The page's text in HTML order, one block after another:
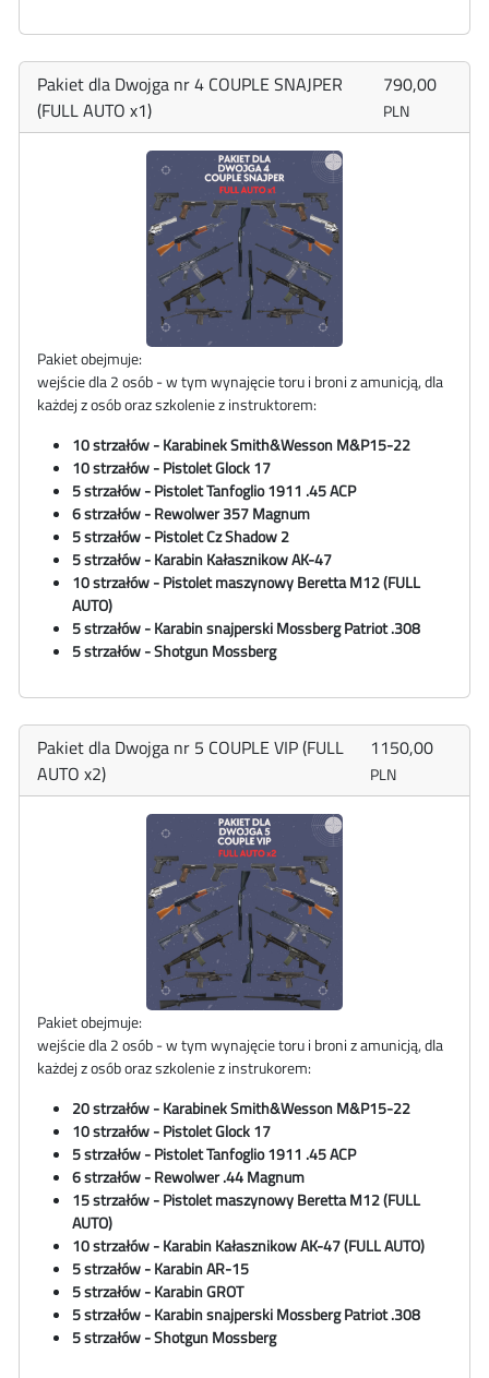
Pakiet dla Dwojga nr 4 COUPLE SNAJPER
(FULL AUTO x1)
790,00
PLN
Pakiet obejmuje:
wejście dla 2 osób - w tym wynajęcie toru i broni z amunicją, dla
każdej z osób oraz szkolenie z instruktorem:
10 strzałów - KarabinekSmith&WessonM&P15-22
10 strzałów - Pistolet Glock 17
5 strzałów - Pistolet Tanfoglio 1911 .45 ACP
6strzałów - Rewolwer 357 Magnum
5 strzałów -Pistolet Cz Shadow 2
5 strzałów - Karabin Kałasznikow AK-47
10 strzałów - Pistolet maszynowyBeretta M12(FULL
AUTO)
5 strzałów -Karabin snajperski Mossberg Patriot .308
5 strzałów - Shotgun Mossberg
Pakiet dla Dwojga nr 5 COUPLE VIP (FULL
AUTO x2)
1150,00
PLN
Pakiet obejmuje:
wejście dla 2 osób - w tym wynajęcie toru i broni z amunicją, dla
każdej z osób oraz szkolenie z instrukorem:
20 strzałów - Karabinek Smith&Wesson M&P15-22
10 strzałów - Pistolet Glock 17
5 strzałów - Pistolet Tanfoglio 1911 .45 ACP
6strzałów - Rewolwer .44 Magnum
15 strzałów - Pistolet maszynowyBeretta M12(FULL
AUTO)
10 strzałów - Karabin Kałasznikow AK-47 (FULL AUTO)
5 strzałów - Karabin AR-15
5 strzałów - Karabin GROT
5 strzałów -Karabin snajperski Mossberg Patriot .308
5 strzałów - Shotgun Mossberg